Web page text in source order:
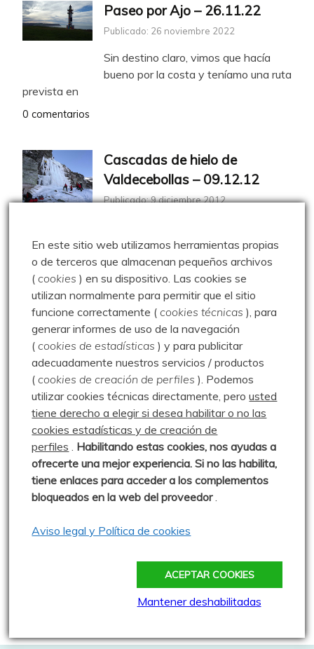
Paseo por Ajo – 26.11.22
Publicado: 26 noviembre 2022
Sin destino claro, vimos que hacía
bueno por la costa y teníamo una ruta
prevista en
0 comentarios
Cascadas de hielo de
Valdecebollas – 09.12.12
Publicado: 9 diciembre 2012
paseo por la nieve. Nos acercamos con el coche a
2 comments
De Cervera a Arbejal –
02.01.09
Publicado: 2 enero 2009
Paseo suave a la orilla del Pisuerga
desde Cervera de Pisuerga hasta Arbejal, para
empezar bien
0 comentarios
Pico Yordas o Burín –
16.06.26
intención de hacer algo por Picos de Europa, pero la
En este sitio web utilizamos herramientas propias
o de terceros que almacenan pequeños archivos
(cookies ) en su dispositivo. Las cookies se
utilizan normalmente para permitir que el sitio
funcione correctamente (cookies técnicas ), para
generar informes de uso de la navegación
(cookies de estadísticas ) y para publicitar
adecuadamente nuestros servicios / productos
(cookies de creación de perfiles ). Podemos
utilizar cookies técnicas directamente, perousted
tiene derecho a elegir si desea habilitar o no las
cookies estadísticas y de creación de
perfiles . Habilitando estas cookies, nos ayudas a
ofrecerte una mejor experiencia. Si no las habilita,
tiene enlaces para acceder a los complementos
bloqueados en la web del proveedor.
Aviso legal y Política de cookies
ACEPTAR COOKIES
Mantener deshabilitadas